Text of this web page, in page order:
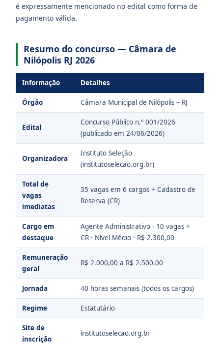
é expressamente mencionado no edital como forma de
pagamento válida.
Resumo do concurso — Câmara de
Nilópolis RJ 2026
Informação Detalhes
Órgão Câmara Municipal de Nilópolis – RJ
Edital
Concurso Público n.º 001/2026
(publicado em 24/06/2026)
Organizadora
Instituto Seleção
(institutoselecao.org.br)
Total de
vagas
imediatas
35 vagas em 6 cargos + Cadastro de
Reserva (CR)
Cargo em
destaque
Agente Administrativo · 10 vagas +
CR · Nível Médio · R$ 2.300,00
Remuneração
geral
R$ 2.000,00 a R$ 2.500,00
Jornada 40 horas semanais (todos os cargos)
Regime Estatutário
Site de
inscrição
institutoselecao.org.br